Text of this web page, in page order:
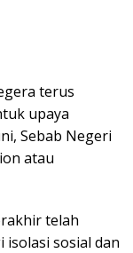
terus
upaya
Sebab Negeri
atau
telah
sosial dan